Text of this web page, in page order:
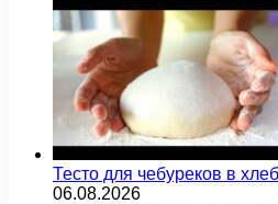
Тесто для чебуреков в
06.08.2026